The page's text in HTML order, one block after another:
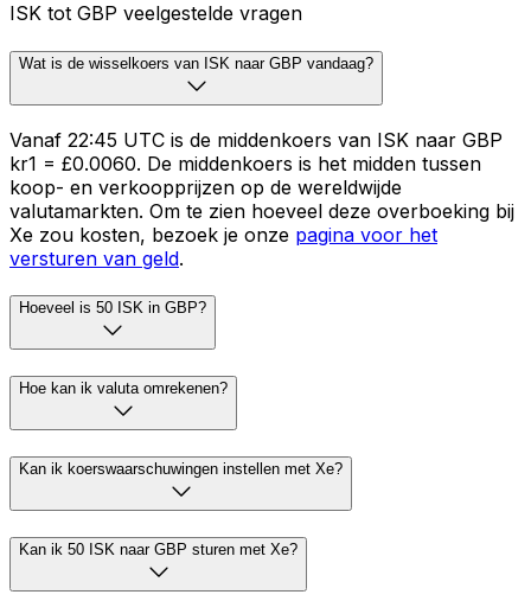
ISK tot GBP veelgestelde vragen
Wat is de wisselkoers van ISK naar GBP vandaag?
Vanaf 22:45 UTC is de middenkoers van ISK naar GBP
kr1 = £0.0060. De middenkoers is het midden tussen
koop- en verkoopprijzen op de wereldwijde
valutamarkten. Om te zien hoeveel deze overboeking bij
Xe zou kosten, bezoek je onze pagina voor het
versturen van geld.
Hoeveel is 50 ISK in GBP?
Hoe kan ik valuta omrekenen?
Kan ik koerswaarschuwingen instellen met Xe?
Kan ik 50 ISK naar GBP sturen met Xe?